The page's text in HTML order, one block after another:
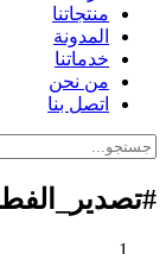
منتجاتنا
المدونة
خدماتنا
من نحن
اتصل بنا